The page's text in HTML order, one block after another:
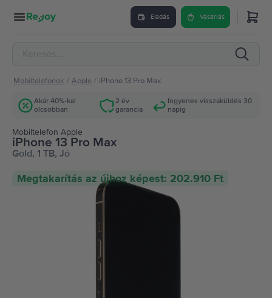
Eladás Vásárlás
Mobiltelefonok / Apple / iPhone 13 Pro Max
Akár 40%-kal
olcsóbban
2 év
garancia
Ingyenes visszaküldés 30
napig
Mobiltelefon Apple
iPhone 13 Pro Max
Gold, 1 TB, Jó
Megtakarítás az újhoz képest: 202.910 Ft